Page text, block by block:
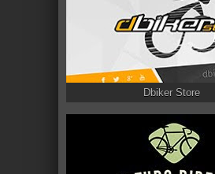
Dbiker Store